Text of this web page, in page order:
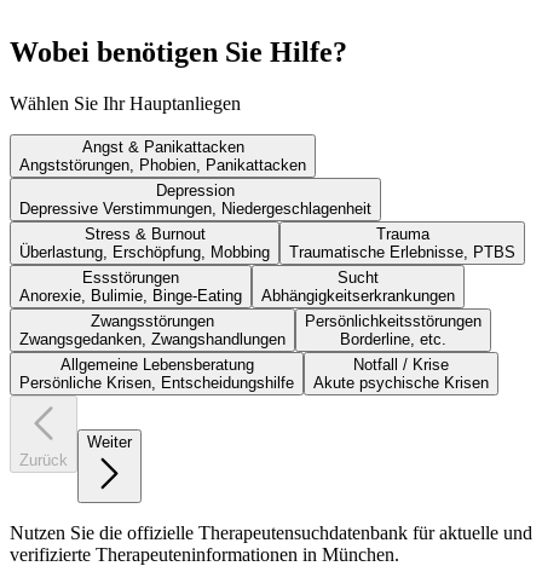
Wobei benötigen Sie Hilfe?
Wählen Sie Ihr Hauptanliegen
Angst & Panikattacken
Angststörungen, Phobien, Panikattacken
Depression
Depressive Verstimmungen, Niedergeschlagenheit
Stress & Burnout
Überlastung, Erschöpfung, Mobbing
Trauma
Traumatische Erlebnisse, PTBS
Essstörungen
Anorexie, Bulimie, Binge-Eating
Sucht
Abhängigkeitserkrankungen
Zwangsstörungen
Zwangsgedanken, Zwangshandlungen
Persönlichkeitsstörungen
Borderline, etc.
Allgemeine Lebensberatung
Persönliche Krisen, Entscheidungshilfe
Notfall / Krise
Akute psychische Krisen
Zurück
Weiter
Nutzen Sie die offizielle Therapeutensuchdatenbank für aktuelle und
verifizierte Therapeuteninformationen in München.